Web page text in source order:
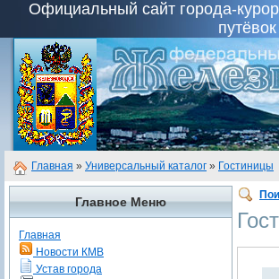
Официальный сайт города-
Главная » Универсальный каталог » Гостиницы
Главное Меню
Главная
Новости КМВ
Устав города